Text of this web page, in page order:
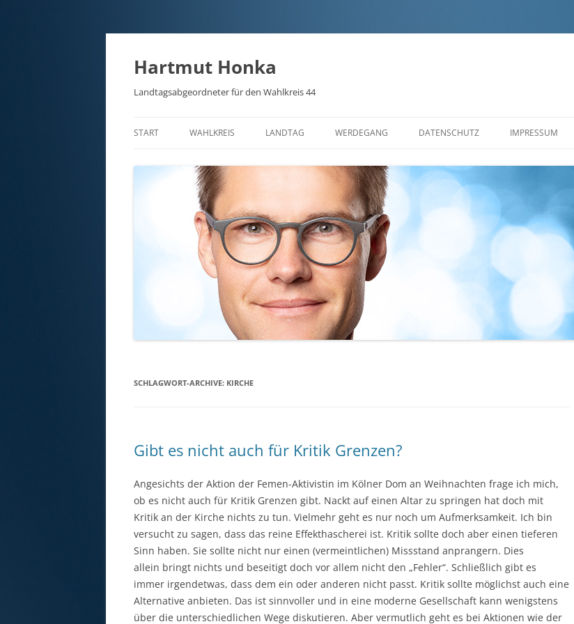
Hartmut Honka
Landtagsabgeordneter für den Wahlkreis 44
Inhalt
START WAHLKREIS LANDTAG WERDEGANG DATENSCHUTZ IMPRESSUM
SCHLAGWORT-ARCHIVE: KIRCHE
Gibt es nicht auch für Kritik Grenzen?
Angesichts der Aktion der Femen-Aktivistin im Kölner Dom an Weihnachten frage ich mich,
ob es nicht auch für Kritik Grenzen gibt. Nackt auf einen Altar zu springen hat doch mit
Kritik an der Kirche nichts zu tun. Vielmehr geht es nur noch um Aufmerksamkeit. Ich bin
versucht zu sagen, dass das reine Effekthascherei ist. Kritik sollte doch aber einen tieferen
Sinn haben. Sie sollte nicht nur einen (vermeintlichen) Missstand anprangern. Dies
allein bringt nichts und beseitigt doch vor allem nicht den „Fehler“. Schließlich gibt es
immer irgendetwas, dass dem ein oder anderen nicht passt. Kritik sollte möglichst auch eine
Alternative anbieten. Das ist sinnvoller und in eine moderne Gesellschaft kann wenigstens
über die unterschiedlichen Wege diskutieren. Aber vermutlich geht es bei Aktionen wie der